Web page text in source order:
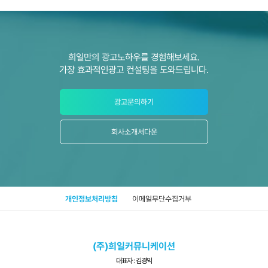
희일만의 광고노하우를 경험해보세요.
가장 효과적인광고 컨설팅을 도와드립니다.
광고문의하기
회사소개서다운
개인정보처리방침 이메일무단수집거부
(주)희일커뮤니케이션
대표자 : 김경익